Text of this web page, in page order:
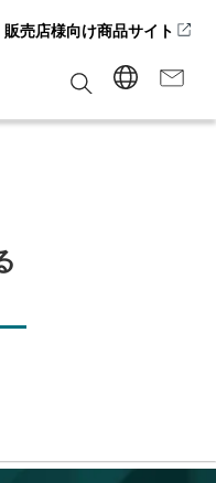
販売店様向け商品サイト